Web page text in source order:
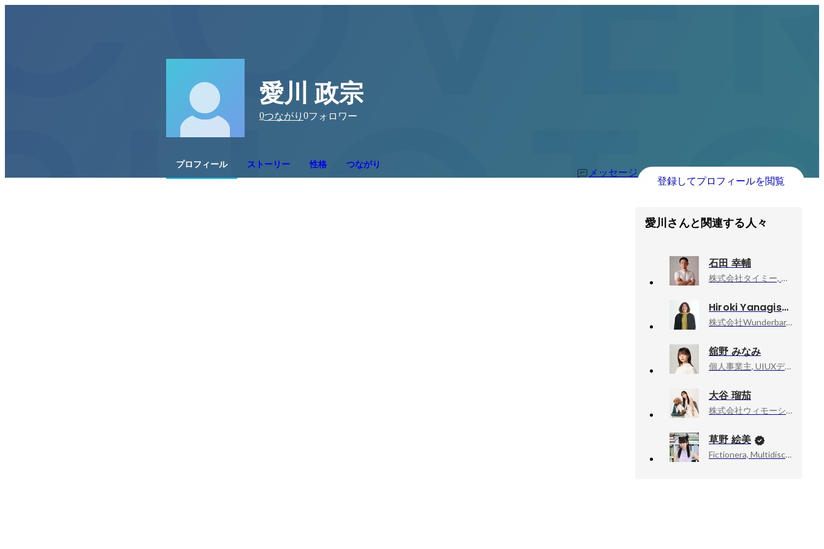
愛川 政宗
0つながり 0フォロワー
プロフィール ストーリー 性格 つながり
メッセージ
登録してプロフィールを閲覧
愛川さんと関連する人々
石田 幸輔
株式会社タイミー, 事業開発部 部長
Hiroki Yanagisawa
株式会社Wunderbar, CTO
舘野 みなみ
個人事業主, UIUXデザイナー
大谷 瑠茄
株式会社ウィモーション, SPO事業部
草野 絵美
Fictionera, Multidisciplinary Artist / CEO / Co-Founder